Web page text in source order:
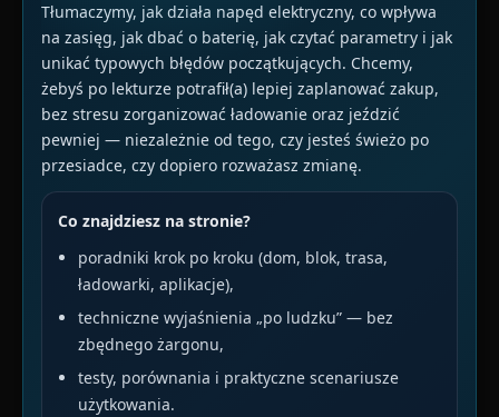
Tłumaczymy, jak działa napęd elektryczny, co wpływa
na zasięg, jak dbać o baterię, jak czytać parametry i jak
unikać typowych błędów początkujących. Chcemy,
żebyś po lekturze potrafił(a) lepiej zaplanować zakup,
bez stresu zorganizować ładowanie oraz jeździć
pewniej — niezależnie od tego, czy jesteś świeżo po
przesiadce, czy dopiero rozważasz zmianę.
Co znajdziesz na stronie?
poradniki krok po kroku (dom, blok, trasa,
ładowarki, aplikacje),
techniczne wyjaśnienia „po ludzku” — bez
zbędnego żargonu,
testy, porównania i praktyczne scenariusze
użytkowania.